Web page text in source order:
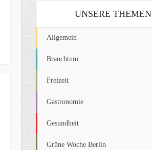
UNSERE THEMEN
Allgemein
Brauchtum
Freizeit
Gastronomie
Gesundheit
Grüne Woche Berlin